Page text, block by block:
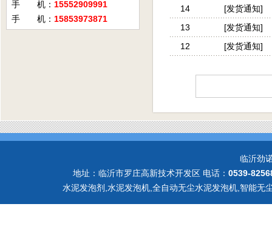
手 机： 15552909991
手 机： 15853973871
14
[发货通知]
13
[发货通知]
12
[发货通知]
临沂劲
地址：临沂市罗庄高新技术开发区 电话： 0539-
水泥发泡剂,水泥发泡机,全自动无尘水泥发泡机,智能